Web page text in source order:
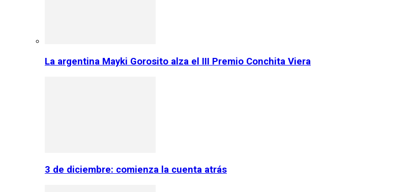
La argentina Mayki Gorosito alza el III Premio Conchita Viera
3 de diciembre: comienza la cuenta atrás